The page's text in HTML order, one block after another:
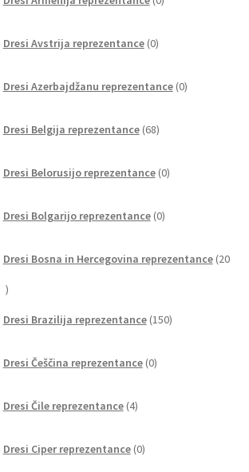
izdelkov
Dresi Avstrija reprezentance 0izdelkov
Dresi Azerbajdžanu reprezentance 0izdelkov
Dresi Belgija reprezentance 68izdelkov
Dresi Belorusijo reprezentance 0izdelkov
Dresi Bolgarijo reprezentance 0izdelkov
Dresi Bosna in Hercegovina reprezentance 20
20
Dresi Brazilija reprezentance 150izdelkov
Dresi Češčina reprezentance 0izdelkov
Dresi Čile reprezentance 4izdelki
Dresi Ciper reprezentance 0izdelkov